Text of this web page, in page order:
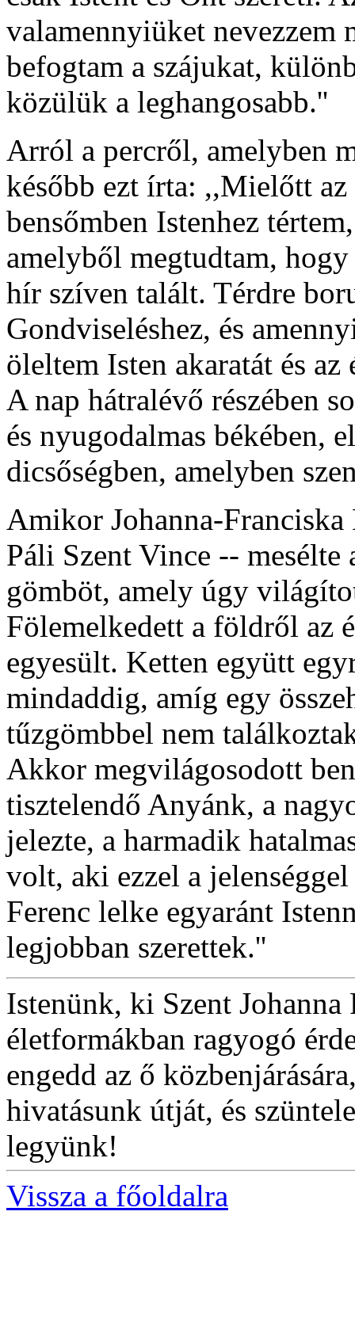
valamennyiüket nevezzem
befogtam a szájukat,
közülük a leghangosabb.''
Arról a percről, amelyben
később ezt írta: ,,Mielőtt
bensőmben Istenhez
amelyből megtudtam,
hír szíven talált. Térdre
Gondviseléshez, és
öleltem Isten akaratát és
A nap hátralévő részében
és nyugodalmas békében,
dicsőségben, amelyben
Amikor Johanna-
Páli Szent Vince --
gömböt, amely úgy
Fölemelkedett a földről az
egyesült. Ketten együtt
mindaddig, amíg egy
tűzgömbbel nem
Akkor megvilágosodott
tisztelendő Anyánk, a
jelezte, a harmadik
volt, aki ezzel a
Ferenc lelke egyaránt
legjobban szerettek.''
Istenünk, ki Szent
életformákban ragyogó
engedd az ő
hivatásunk útját, és
legyünk!
Vissza a főoldalra